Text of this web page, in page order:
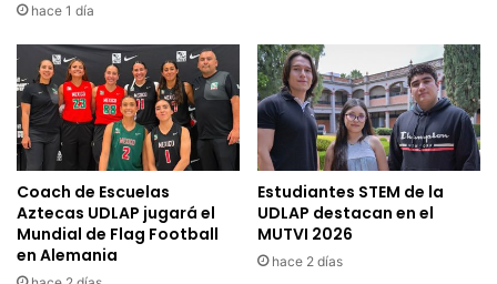
hace 1 día
Coach de Escuelas
Aztecas UDLAP jugará el
Mundial de Flag Football
en Alemania
Estudiantes STEM de la
UDLAP destacan en el
MUTVI 2026
hace 2 días